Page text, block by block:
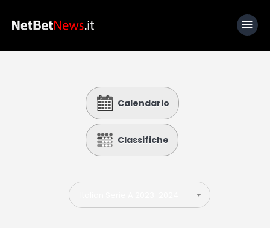
Calcio
Basket
Tennis
Lo Sapevi Che
Calendario
Classifiche